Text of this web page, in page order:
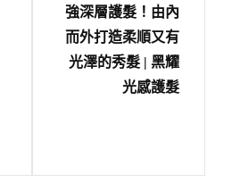
強深層護髮！由內
而外打造柔順又有
光澤的秀髮 | 黑耀
光感護髮